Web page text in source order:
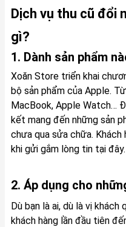
Dịch vụ thu cũ đổi
gì?
1. Dành sản phẩm
Xoăn Store triển khai
bộ sản phẩm của Apple.
MacBook, Apple Watch…
kết mang đến những sản
chưa qua sửa chữa.
khi gửi gắm lòng tin tại đây.
2. Áp dụng cho
Dù bạn là ai, dù là vị khách
khách hàng lần đầu tiên